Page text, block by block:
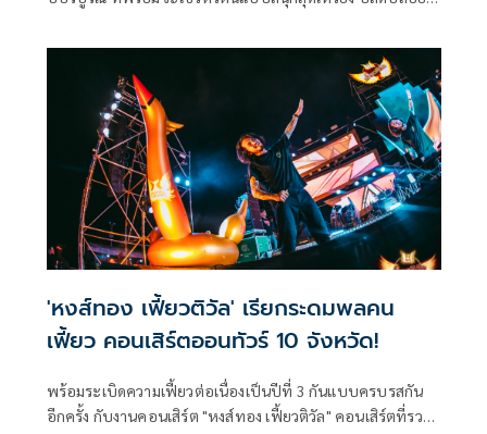
เฟี้ยวได้เท่ากับคนวัยนี้อีกแล้ว!
'หงส์ทอง เฟี้ยวติวัล' เรียกระดมพลคน
เฟี้ยว คอนเสิร์ตออนทัวร์ 10 จังหวัด!
พร้อมระเบิดความเฟี้ยวต่อเนื่องเป็นปีที่ 3 กันแบบครบรสกัน
อีกครั้ง กับงานคอนเสิร์ต "หงส์ทอง เฟี้ยวติวัล" คอนเสิร์ตที่รวม